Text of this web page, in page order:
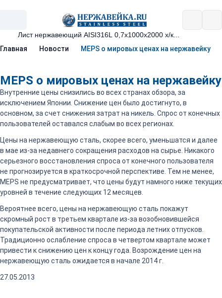
Главная Новости MEPS о мировых ценах на нержавейку
MEPS о мировых ценах на нержавейку
Внутренние цены снизились во всех странах обзора, за
исключением Японии. Снижение цен было достигнуто, в
основном, за счет снижения затрат на никель. Спрос от конечных
пользователей оставался слабым во всех регионах.
Цены на нержавеющую сталь, скорее всего, уменьшатся и далее
в мае из-за недавнего сокращения расходов на сырье. Никакого
серьезного восстановления спроса от конечного пользователя
не прогнозируется в краткосрочной перспективе. Тем не менее,
MEPS не предусматривает, что цены будут намного ниже текущих
уровней в течение следующих 12 месяцев.
Вероятнее всего, цены на нержавеющую сталь покажут
скромный рост в третьем квартале из-за возобновившейся
покупательской активности после периода летних отпусков.
Традиционно ослабление спроса в четвертом квартале может
привести к снижению цен к концу года. Возрождение цен на
нержавеющую сталь ожидается в начале 2014 г.
27.05.2013